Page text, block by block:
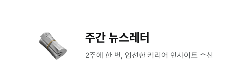
주간 뉴스레터
2주에 한 번, 엄선한 커리어 인사이트 수신